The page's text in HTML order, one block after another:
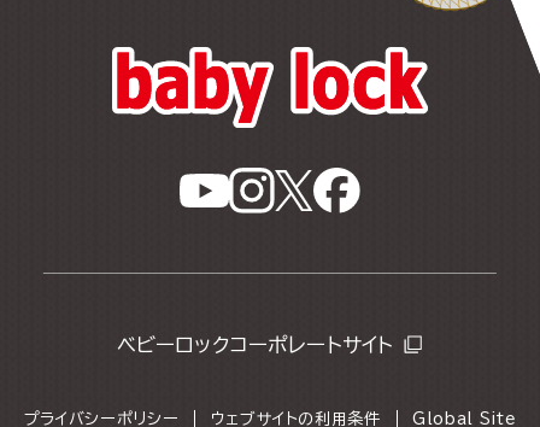
ベビーロックコーポレートサイト
プライバシーポリシー ウェブサイトの利用条件 Global Site